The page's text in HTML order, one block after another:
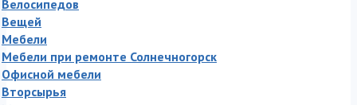
Велосипедов
Вещей
Мебели
Мебели при ремонте Солнечногорск
Офисной мебели
Вторсырья